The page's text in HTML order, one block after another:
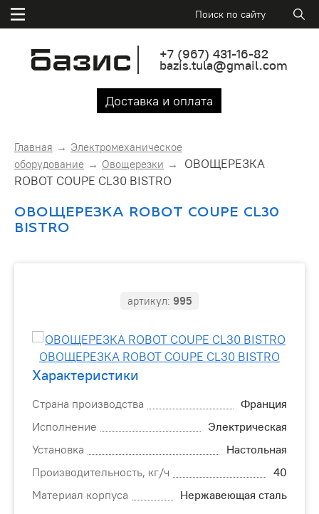
+7 (967) 431-16-82
bazis.tula@gmail.com
Доставка и оплата
Главная
Электромеханическое
оборудование
Овощерезки
ОВОЩЕРЕЗКА
ROBOT COUPE CL30 BISTRO
ОВОЩЕРЕЗКА ROBOT COUPE CL30
BISTRO
артикул: 995
Характеристики
Страна производства
Франция
Исполнение
Электрическая
Установка
Настольная
Производительность, кг/ч
40
Материал корпуса
Нержавеющая сталь